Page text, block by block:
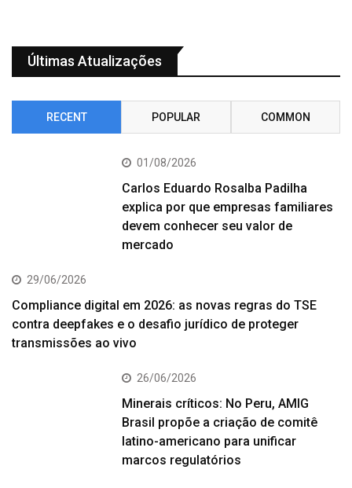
Últimas Atualizações
RECENT POPULAR COMMON
01/08/2026
Carlos Eduardo Rosalba Padilha
explica por que empresas familiares
devem conhecer seu valor de
mercado
29/06/2026
Compliance digital em 2026: as novas regras do TSE
contra deepfakes e o desafio jurídico de proteger
transmissões ao vivo
26/06/2026
Minerais críticos: No Peru, AMIG
Brasil propõe a criação de comitê
latino-americano para unificar
marcos regulatórios